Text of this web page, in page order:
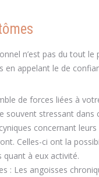
n’est pas du tout
appelant le de
de forces liées à
souvent stressant
concernant
Celles-ci ont la
à eux activité.
: Les angoisses